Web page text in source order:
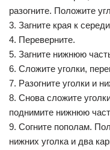
разогните. Положите
3. Загните края к
4. Переверните.
5. Загните нижнюю
6. Сложите уголки,
7. Разогните уголки и
8. Снова сложите
поднимите нижнюю
9. Согните пополам.
нижних уголка и два